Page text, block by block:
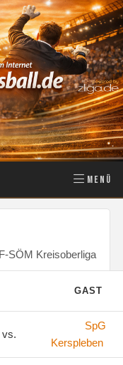
MENÜ
SÖM Kreisoberliga
GAST
vs.
SpG
Kerspleben